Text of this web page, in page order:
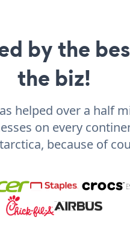
by the
the biz!
helped over a half
on every
because of